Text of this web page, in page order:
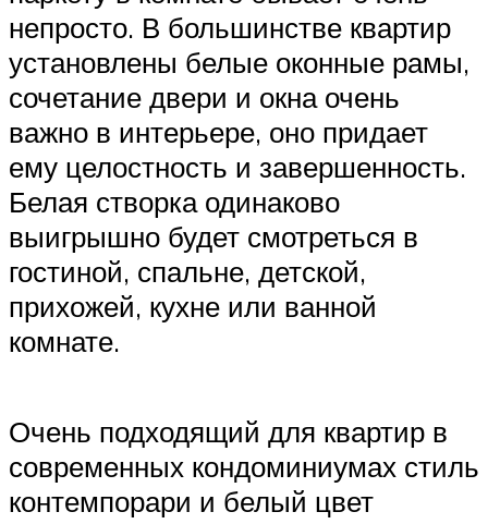
непросто. В большинстве квартир
установлены белые оконные рамы,
сочетание двери и окна очень
важно в интерьере, оно придает
ему целостность и завершенность.
Белая створка одинаково
выигрышно будет смотреться в
гостиной, спальне, детской,
прихожей, кухне или ванной
комнате.
Очень подходящий для квартир в
современных кондоминиумах стиль
контемпорари и белый цвет